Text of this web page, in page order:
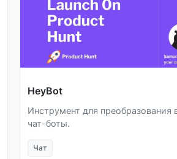
HeyBot
Инструмент для преобразования
чат-боты.
Чат